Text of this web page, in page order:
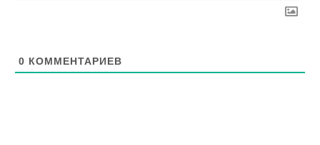
0 КОММЕНТАРИЕВ